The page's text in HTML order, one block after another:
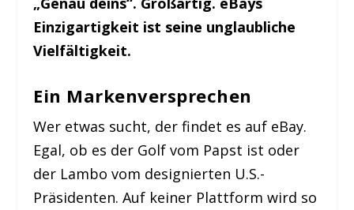
Einzigartigkeit ist seine unglaubliche
Vielfältigkeit.
Ein Markenversprechen
Wer etwas sucht, der findet es auf eBay.
Egal, ob es der Golf vom Papst ist oder
der Lambo vom designierten U.S.-
Präsidenten. Auf keiner Plattform wird so